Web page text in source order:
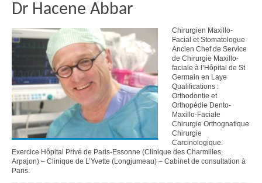
Dr Hacene Abbar
Chirurgien Maxillo-
Facial et Stomatologue
Ancien Chef de Service
de Chirurgie Maxillo-
faciale à l’Hôpital de St
Germain en Laye
Qualifications :
Orthodontie et
Orthopédie Dento-
Maxillo-Faciale
Chirurgie Orthognatique
Chirurgie
Carcinologique.
Exercice Hôpital Privé de Paris-Essonne (Clinique des Charmilles,
Arpajon) – Clinique de L’Yvette (Longjumeau) – Cabinet de consultation à
Paris.